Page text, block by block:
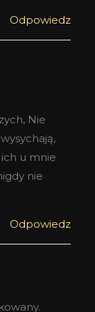
Odpowiedz
Nie
u mnie
nie
Odpowiedz